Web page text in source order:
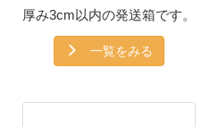
厚み3cm以内の発送箱です。
一覧をみる